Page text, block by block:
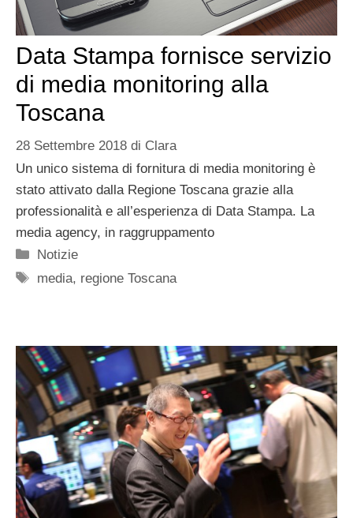
Data Stampa fornisce servizio
di media monitoring alla
Toscana
28 Settembre 2018 di Clara
Un unico sistema di fornitura di media monitoring è
stato attivato dalla Regione Toscana grazie alla
professionalità e all’esperienza di Data Stampa. La
media agency, in raggruppamento
Categorie
Notizie
Tag
media, regione Toscana